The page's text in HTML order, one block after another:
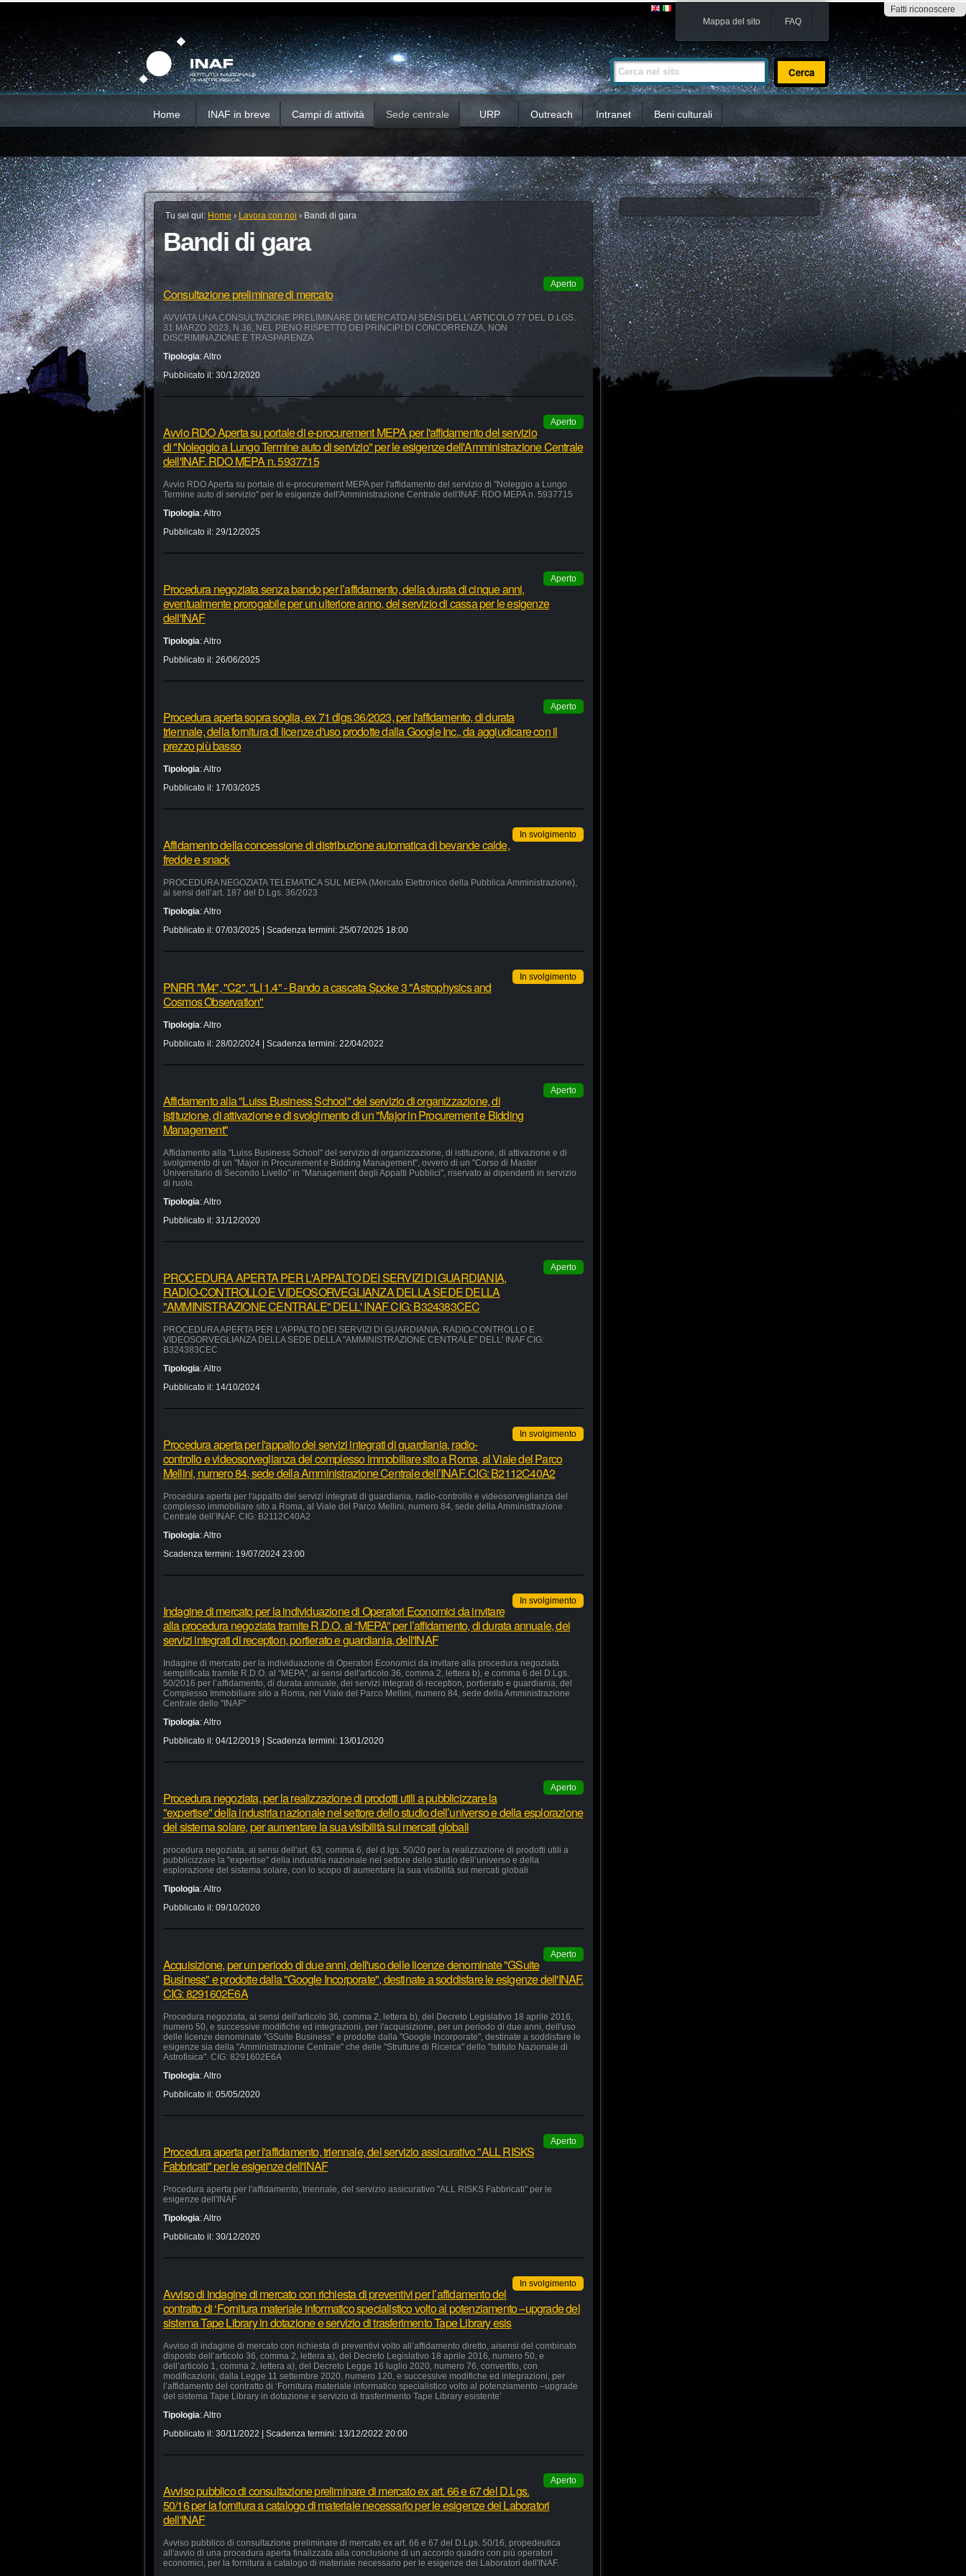
Fatti riconoscere
contenuti.
Salta
alla
navigazione
Mappa del sito FAQ
Cerca nel sito
Ricerca
avanzata…
Home INAF in breve Campi di attività Sede centrale URP Outreach Intranet Beni culturali
Tu sei qui: Home › Lavora con noi › Bandi di gara
Bandi di gara
Aperto
Consultazione preliminare di mercato
AVVIATA UNA CONSULTAZIONE PRELIMINARE DI MERCATO AI SENSI DELL’ARTICOLO 77 DEL D.LGS.
31 MARZO 2023, N.36, NEL PIENO RISPETTO DEI PRINCIPI DI CONCORRENZA, NON
DISCRIMINAZIONE E TRASPARENZA
Tipologia:Altro
Pubblicato il: 30/12/2020
Aperto
Avvio RDO Aperta su portale di e-procurement MEPA per l'affidamento del servizio
di "Noleggio a Lungo Termine auto di servizio" per le esigenze dell'Amministrazione Centrale
dell'INAF. RDO MEPA n. 5937715
Avvio RDO Aperta su portale di e-procurement MEPA per l'affidamento del servizio di "Noleggio a Lungo
Termine auto di servizio" per le esigenze dell'Amministrazione Centrale dell'INAF. RDO MEPA n. 5937715
Tipologia:Altro
Pubblicato il: 29/12/2025
Aperto
Procedura negoziata senza bando per l’affidamento, della durata di cinque anni,
eventualmente prorogabile per un ulteriore anno, del servizio di cassa per le esigenze
dell'INAF
Tipologia:Altro
Pubblicato il: 26/06/2025
Aperto
Procedura aperta sopra soglia, ex 71 dlgs 36/2023, per l'affidamento, di durata
triennale, della fornitura di licenze d'uso prodotte dalla Google Inc., da aggiudicare con il
prezzo più basso
Tipologia:Altro
Pubblicato il: 17/03/2025
In svolgimento
Affidamento della concessione di distribuzione automatica di bevande calde,
fredde e snack
PROCEDURA NEGOZIATA TELEMATICA SUL MEPA (Mercato Elettronico della Pubblica Amministrazione),
ai sensi dell’art. 187 del D.Lgs. 36/2023
Tipologia:Altro
Pubblicato il: 07/03/2025 | Scadenza termini: 25/07/2025 18:00
In svolgimento
PNRR "M4", "C2", "LI 1.4" - Bando a cascata Spoke 3 "Astrophysics and
Cosmos Observation"
Tipologia:Altro
Pubblicato il: 28/02/2024| Scadenza termini: 22/04/2022
Aperto
Affidamento alla "Luiss Business School" del servizio di organizzazione, di
istituzione, di attivazione e di svolgimento di un "Major in Procurement e Bidding
Management"
Affidamento alla "Luiss Business School" del servizio di organizzazione, di istituzione, di attivazione e di
svolgimento di un "Major in Procurement e Bidding Management", ovvero di un "Corso di Master
Universitario di Secondo Livello" in "Management degli Appalti Pubblici", riservato ai dipendenti in servizio
di ruolo.
Tipologia:Altro
Pubblicato il: 31/12/2020
Aperto
PROCEDURA APERTA PER L'APPALTO DEI SERVIZI DI GUARDIANIA,
RADIO-CONTROLLO E VIDEOSORVEGLIANZA DELLA SEDE DELLA
"AMMINISTRAZIONE CENTRALE" DELL' INAF CIG: B324383CEC
PROCEDURA APERTA PER L'APPALTO DEI SERVIZI DI GUARDIANIA, RADIO-CONTROLLO E
VIDEOSORVEGLIANZA DELLA SEDE DELLA "AMMINISTRAZIONE CENTRALE" DELL' INAF CIG:
B324383CEC
Tipologia:Altro
Pubblicato il: 14/10/2024
In svolgimento
Procedura aperta per l'appalto dei servizi integrati di guardiania, radio-
controllo e videosorveglianza del complesso immobiliare sito a Roma, al Viale del Parco
Mellini, numero 84, sede della Amministrazione Centrale dell’INAF. CIG: B2112C40A2
Procedura aperta per l'appalto dei servizi integrati di guardiania, radio-controllo e videosorveglianza del
complesso immobiliare sito a Roma, al Viale del Parco Mellini, numero 84, sede della Amministrazione
Centrale dell’INAF. CIG: B2112C40A2
Tipologia:Altro
Scadenza termini: 19/07/2024 23:00
In svolgimento
Indagine di mercato per la individuazione di Operatori Economici da invitare
alla procedura negoziata tramite R.D.O. al “MEPA” per l’affidamento, di durata annuale, dei
servizi integrati di reception, portierato e guardiania, dell'INAF
Indagine di mercato per la individuazione di Operatori Economici da invitare alla procedura negoziata
semplificata tramite R.D.O. al “MEPA”, ai sensi dell'articolo 36, comma 2, lettera b), e comma 6 del D.Lgs.
50/2016 per l’affidamento, di durata annuale, dei servizi integrati di reception, portierato e guardiania, del
Complesso Immobiliare sito a Roma, nel Viale del Parco Mellini, numero 84, sede della Amministrazione
Centrale dello "INAF"
Tipologia:Altro
Pubblicato il: 04/12/2019 | Scadenza termini: 13/01/2020
Aperto
Procedura negoziata, per la realizzazione di prodotti utili a pubblicizzare la
"expertise" della industria nazionale nel settore dello studio dell’universo e della esplorazione
del sistema solare, per aumentare la sua visibilità sui mercati globali
procedura negoziata, ai sensi dell'art. 63, comma 6, del d.lgs. 50/20 per la realizzazione di prodotti utili a
pubblicizzare la "expertise" della industria nazionale nel settore dello studio dell’universo e della
esplorazione del sistema solare, con lo scopo di aumentare la sua visibilità sui mercati globali
Tipologia:Altro
Pubblicato il: 09/10/2020
Aperto
Acquisizione, per un periodo di due anni, dell'uso delle licenze denominate "GSuite
Business" e prodotte dalla "Google Incorporate", destinate a soddisfare le esigenze dell'INAF.
CIG: 8291602E6A
Procedura negoziata, ai sensi dell'articolo 36, comma 2, lettera b), del Decreto Legislativo 18 aprile 2016,
numero 50, e successive modifiche ed integrazioni, per l'acquisizione, per un periodo di due anni, dell'uso
delle licenze denominate "GSuite Business" e prodotte dalla "Google Incorporate", destinate a soddisfare le
esigenze sia della "Amministrazione Centrale" che delle "Strutture di Ricerca" dello "Istituto Nazionale di
Astrofisica". CIG: 8291602E6A
Tipologia:Altro
Pubblicato il: 05/05/2020
Aperto
Procedura aperta per l'affidamento, triennale, del servizio assicurativo "ALL RISKS
Fabbricati" per le esigenze dell'INAF
Procedura aperta per l'affidamento, triennale, del servizio assicurativo "ALL RISKS Fabbricati" per le
esigenze dell'INAF
Tipologia:Altro
Pubblicato il: 30/12/2020
In svolgimento
Avviso di indagine di mercato con richiesta di preventivi per l’affidamento del
contratto di ‘Fornitura materiale informatico specialistico volto al potenziamento –upgrade del
sistema Tape Library in dotazione e servizio di trasferimento Tape Library esis
Avviso di indagine di mercato con richiesta di preventivi volto all’affidamento diretto, aisensi del combinato
disposto dell’articolo 36, comma 2, lettera a), del Decreto Legislativo 18 aprile 2016, numero 50, e
dell’articolo 1, comma 2, lettera a), del Decreto Legge 16 luglio 2020, numero 76, convertito, con
modificazioni, dalla Legge 11 settembre 2020, numero 120, e successive modifiche ed integrazioni, per
l’affidamento del contratto di ‘Fornitura materiale informatico specialistico volto al potenziamento –upgrade
del sistema Tape Library in dotazione e servizio di trasferimento Tape Library esistente’
Tipologia:Altro
Pubblicato il: 30/11/2022 | Scadenza termini: 13/12/2022 20:00
Aperto
Avviso pubblico di consultazione preliminare di mercato ex art. 66 e 67 del D.Lgs.
50/16 per la fornitura a catalogo di materiale necessario per le esigenze dei Laboratori
dell'INAF
Avviso pubblico di consultazione preliminare di mercato ex art. 66 e 67 del D.Lgs. 50/16, propedeutica
all'avvio di una procedura aperta finalizzata alla conclusione di un accordo quadro con più operatori
economici, per la fornitura a catalogo di materiale necessario per le esigenze dei Laboratori dell'INAF.